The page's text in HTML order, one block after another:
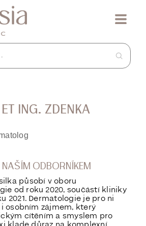
ING. ZDENKA
ODBORNÍKEM
působí v oboru
od roku 2020, součástí kliniky
2021. Dermatologie je pro ni
osobním zájmem, který
cítěním a smyslem pro